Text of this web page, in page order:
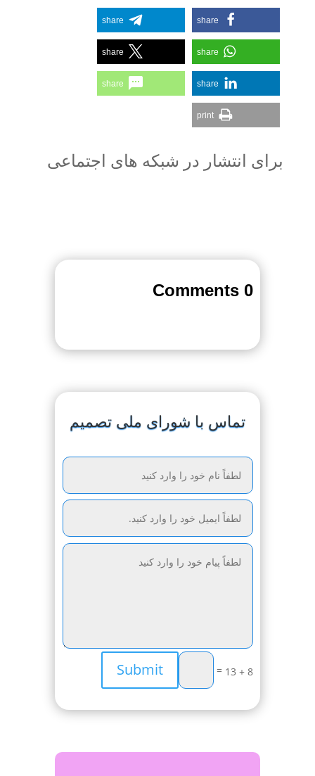
share
share
share
share
share
share
print
برای انتشار در شبکه های اجتماعی
0 Comments
تماس با شورای ملی تصمیم
8 + 13
=
Submit